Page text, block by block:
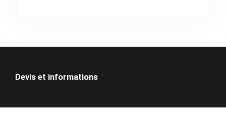
Devis et informations